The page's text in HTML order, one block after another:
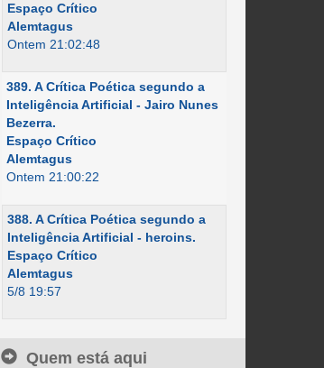
Espaço Crítico
Alemtagus
Ontem 21:02:48
389. A Crítica Poética segundo a
Inteligência Artificial - Jairo Nunes
Bezerra.
Espaço Crítico
Alemtagus
Ontem 21:00:22
388. A Crítica Poética segundo a
Inteligência Artificial - heroins.
Espaço Crítico
Alemtagus
5/8 19:57
Quem está aqui